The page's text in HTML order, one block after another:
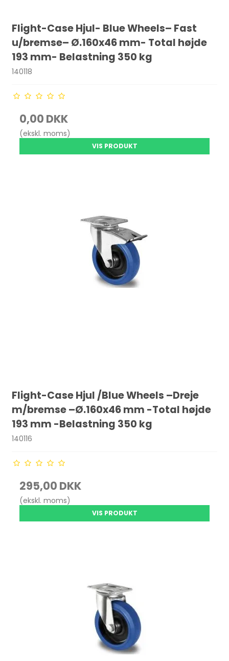
Flight-Case Hjul- Blue Wheels– Fast
u/bremse– Ø.160x46 mm- Total højde
193 mm- Belastning 350 kg
140118
0,00 DKK
(ekskl. moms)
VIS PRODUKT
Flight-Case Hjul /Blue Wheels –Dreje
m/bremse –Ø.160x46 mm -Total højde
193 mm -Belastning 350 kg
140116
295,00 DKK
(ekskl. moms)
VIS PRODUKT